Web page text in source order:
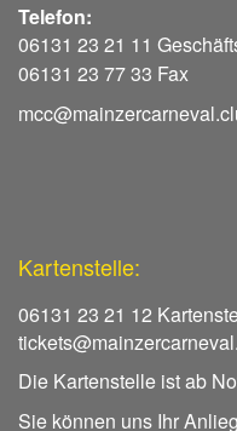
Telefon:
06131 23 21 11
06131 23 77 33 Fax
Kartenstelle:
06131 23 21 12
Die Kartenstelle ist ab
Sie können uns Ihr